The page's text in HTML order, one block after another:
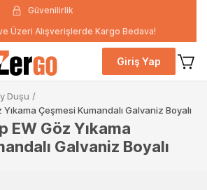
Güvenilirlik
Üzeri Alışverişlerde Kargo Bedava!
Giriş Yap
Duşu /
Çeşmesi Kumandalı Galvaniz Boyalı
EW Göz Yıkama
Galvaniz Boyalı